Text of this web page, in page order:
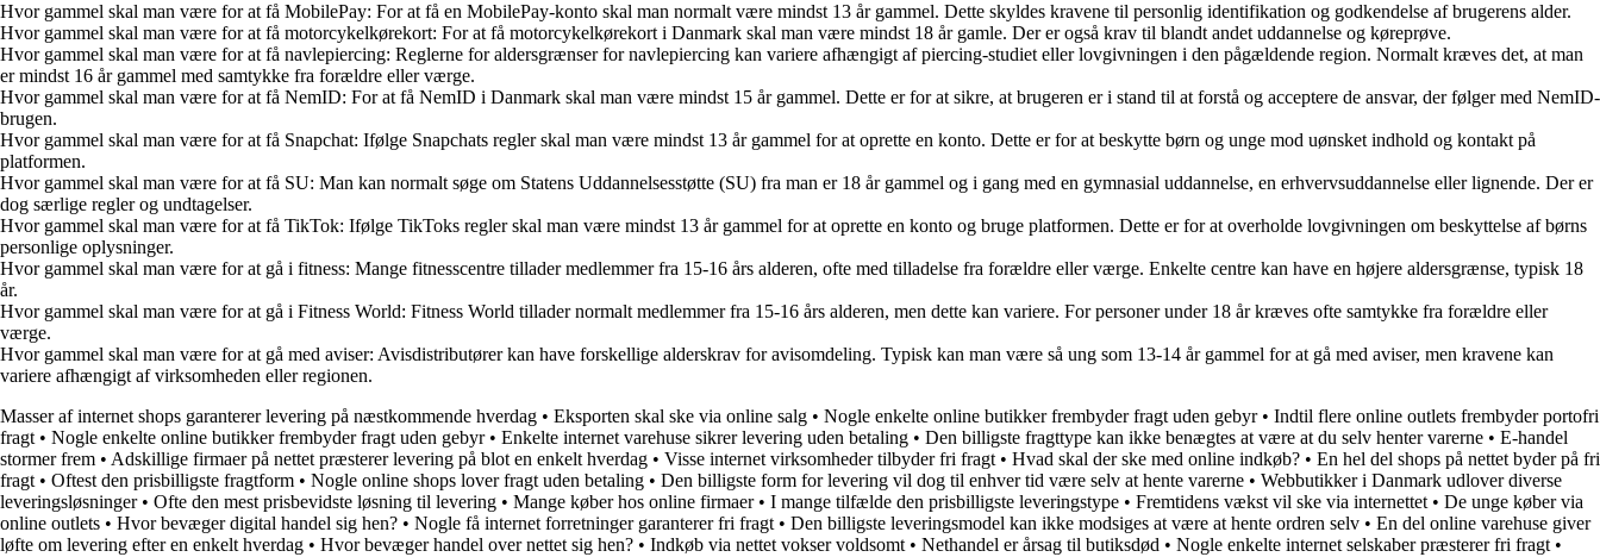
Hvor gammel skal man være for at få MobilePay: For at få en MobilePay-konto skal man normalt være mindst 13 år gammel. Dette skyldes kravene til personlig identifikation og godkendelse af brugerens alder.
Hvor gammel skal man være for at få motorcykelkørekort: For at få motorcykelkørekort i Danmark skal man være mindst 18 år gamle. Der er også krav til blandt andet uddannelse og køreprøve.
Hvor gammel skal man være for at få navlepiercing: Reglerne for aldersgrænser for navlepiercing kan variere afhængigt af piercing-studiet eller lovgivningen i den pågældende region. Normalt kræves det, at man
er mindst 16 år gammel med samtykke fra forældre eller værge.
Hvor gammel skal man være for at få NemID: For at få NemID i Danmark skal man være mindst 15 år gammel. Dette er for at sikre, at brugeren er i stand til at forstå og acceptere de ansvar, der følger med NemID-
brugen.
Hvor gammel skal man være for at få Snapchat: Ifølge Snapchats regler skal man være mindst 13 år gammel for at oprette en konto. Dette er for at beskytte børn og unge mod uønsket indhold og kontakt på
platformen.
Hvor gammel skal man være for at få SU: Man kan normalt søge om Statens Uddannelsesstøtte (SU) fra man er 18 år gammel og i gang med en gymnasial uddannelse, en erhvervsuddannelse eller lignende. Der er
dog særlige regler og undtagelser.
Hvor gammel skal man være for at få TikTok: Ifølge TikToks regler skal man være mindst 13 år gammel for at oprette en konto og bruge platformen. Dette er for at overholde lovgivningen om beskyttelse af børns
personlige oplysninger.
Hvor gammel skal man være for at gå i fitness: Mange fitnesscentre tillader medlemmer fra 15-16 års alderen, ofte med tilladelse fra forældre eller værge. Enkelte centre kan have en højere aldersgrænse, typisk 18
år.
Hvor gammel skal man være for at gå i Fitness World: Fitness World tillader normalt medlemmer fra 15-16 års alderen, men dette kan variere. For personer under 18 år kræves ofte samtykke fra forældre eller
værge.
Hvor gammel skal man være for at gå med aviser: Avisdistributører kan have forskellige alderskrav for avisomdeling. Typisk kan man være så ung som 13-14 år gammel for at gå med aviser, men kravene kan
variere afhængigt af virksomheden eller regionen.
Masser af internet shops garanterer levering på næstkommende hverdag • Eksporten skal ske via online salg • Nogle enkelte online butikker frembyder fragt uden gebyr• Indtil flere online outlets frembyder portofri
fragt • Nogle enkelte online butikker frembyder fragt uden gebyr• Enkelte internet varehuse sikrer levering uden betaling • Den billigste fragttype kan ikke benægtes at være at du selv henter varerne • E-handel
stormer frem • Adskillige firmaer på nettet præsterer levering på blot en enkelt hverdag • Visse internet virksomheder tilbyder fri fragt • Hvad skal der ske med online indkøb? • En hel del shops på nettet byder på fri
fragt • Oftest den prisbilligste fragtform • Nogle online shops lover fragt uden betaling • Den billigste form for levering vil dog til enhver tid være selv at hente varerne • Webbutikker i Danmark udlover diverse
leveringsløsninger• Ofte den mest prisbevidste løsning til levering • Mange køber hos online firmaer• I mange tilfælde den prisbilligste leveringstype • Fremtidens vækst vil ske via internettet • De unge køber via
online outlets • Hvor bevæger digital handel sig hen? • Nogle få internet forretninger garanterer fri fragt • Den billigste leveringsmodel kan ikke modsiges at være at hente ordren selv • En del online varehuse giver
løfte om levering efter en enkelt hverdag • Hvor bevæger handel over nettet sig hen? • Indkøb via nettet vokser voldsomt • Nethandel er årsag til butiksdød • Nogle enkelte internet selskaber præsterer fri fragt •